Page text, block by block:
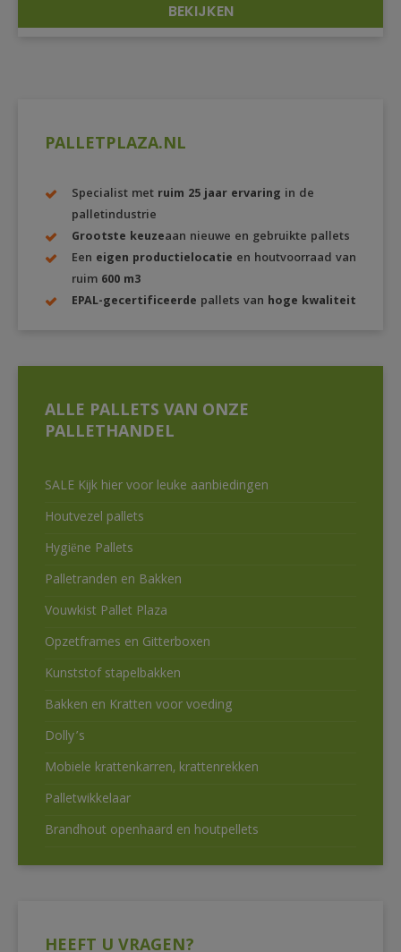
PALLETPLAZA.NL
Specialist met ruim 25 jaar ervaring in de
palletindustrie
Grootste keuzeaan nieuwe en gebruikte pallets
Een eigen productielocatie en houtvoorraad van
ruim 600 m3
EPAL-gecertificeerde pallets van hoge kwaliteit
ALLE PALLETS VAN ONZE
PALLETHANDEL
SALE Kijk hier voor leuke aanbiedingen
Houtvezel pallets
Hygiëne Pallets
Palletranden en Bakken
Vouwkist Pallet Plaza
Opzetframes en Gitterboxen
Kunststof stapelbakken
Bakken en Kratten voor voeding
Dolly’s
Mobiele krattenkarren, krattenrekken
Palletwikkelaar
Brandhout openhaard en houtpellets
DETAILS
BEKIJKEN